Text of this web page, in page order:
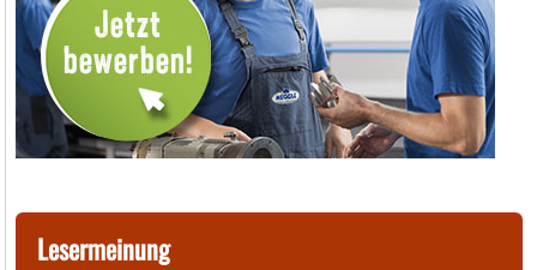
Lesermeinung